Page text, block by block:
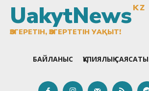
UakytNewsKZ
ӨЗГЕРЕТІН, ӨЗГЕРТЕТІН УАҚЫТ!
БАЙЛАНЫС ҚҰПИЯЛЫҚ САЯСАТЫ